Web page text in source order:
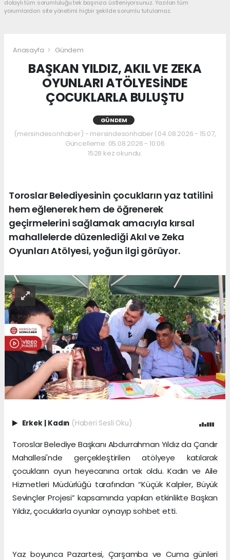
dolaylı tüm sorumluluğu tek başınıza üstleniyorsunuz. Yazılan tüm
yorumlardan site yönetimi hiçbir şekilde sorumlu tutulamaz.
Anasayfa Gündem
BAŞKAN YILDIZ, AKIL VE ZEKA
OYUNLARI ATÖLYESİNDE
ÇOCUKLARLA BULUŞTU
GÜNDEM
(mersindesonhaber) - mersindesonhaber | 04.08.2026 - 15:07,
Güncelleme: 05.08.2026 - 10:06
1528 kez okundu.
Toroslar Belediyesinin çocukların yaz tatilini
hem eğlenerek hem de öğrenerek
geçirmelerini sağlamak amacıyla kırsal
mahallelerde düzenlediği Akıl ve Zeka
Oyunları Atölyesi, yoğun ilgi görüyor.
Erkek | Kadın (Haberi Sesli Oku)
Toroslar Belediye Başkanı Abdurrahman Yıldız da Çandır
Mahallesi'nde gerçekleştirilen atölyeye katılarak
çocukların oyun heyecanına ortak oldu. Kadın ve Aile
Hizmetleri Müdürlüğü tarafından “Küçük Kalpler, Büyük
Sevinçler Projesi” kapsamında yapılan etkinlikte Başkan
Yıldız, çocuklarla oyunlar oynayıp sohbet etti.
Yaz boyunca Pazartesi, Çarşamba ve Cuma günleri